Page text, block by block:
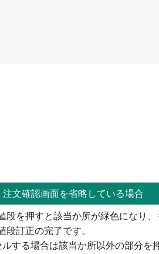
注文確認画面を省略している場合
段を押すと該当か所が緑色になり、
段訂正の完了です。
する場合は該当か所以外の部分を